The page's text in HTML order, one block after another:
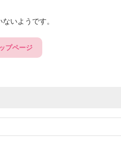
いようです。
プページ